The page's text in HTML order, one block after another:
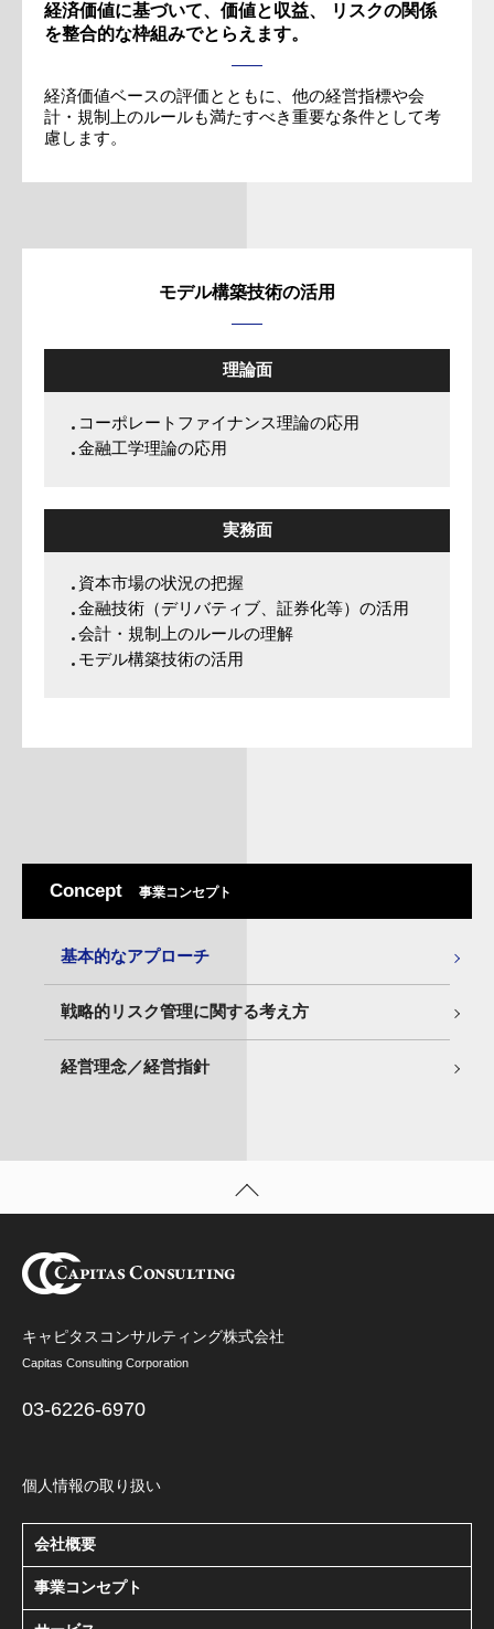
Concept 事業コンセプト
基本的なアプローチ
戦略的リスク管理に関する考え方
経営理念／経営指針
経済価値に基づいて、価値と収益、 リスクの関係
を整合的な枠組みでとらえます。
経済価値ベースの評価とともに、他の経営指標や会
計・規制上のルールも満たすべき重要な条件として考
慮します。
モデル構築技術の活用
理論面
コーポレートファイナンス理論の応用
金融工学理論の応用
実務面
資本市場の状況の把握
金融技術（デリバティブ、証券化等）の活用
会計・規制上のルールの理解
モデル構築技術の活用
キャピタスコンサルティング株式会社
Capitas Consulting Corporation
03-6226-6970
個人情報の取り扱い
会社概要
事業コンセプト